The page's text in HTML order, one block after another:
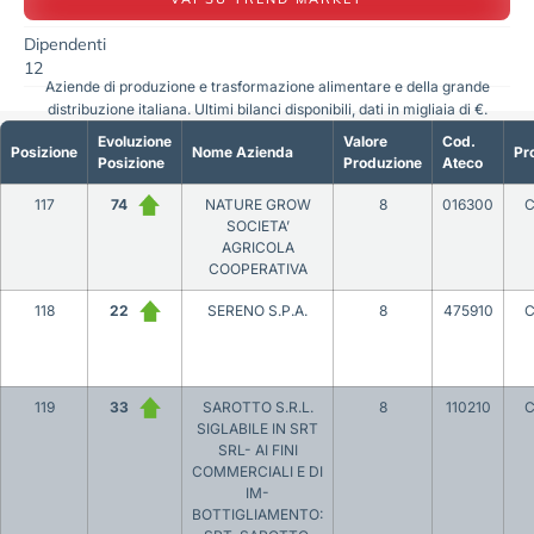
Dipendenti
12
Posizione
Evoluzione
Posizione
Nome Azienda
Valore
Produzione
Cod.
Ateco
117 74
NATURE GROW
SOCIETA’
AGRICOLA
COOPERATIVA
8 016300
118 22 SERENO S.P.A. 8 475910
119 33
SAROTTO S.R.L.
SIGLABILE IN SRT
SRL- AI FINI
COMMERCIALI E DI
IM-
BOTTIGLIAMENTO:
8 110210
Aziende di produzione e trasformazione alimentare e della grande
distribuzione italiana. Ultimi bilanci disponibili, dati in migliaia di €.